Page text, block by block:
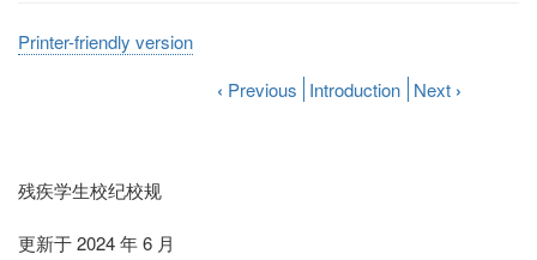
残疾学生校纪校规
更新于 2024 年 6 月
Printer-friendly version
‹ Previous Introduction Next ›